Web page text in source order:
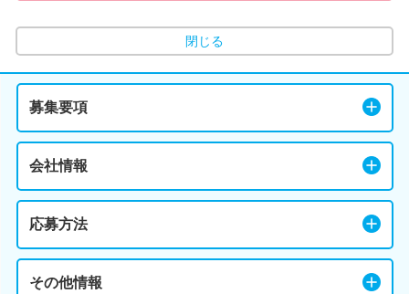
閉じる
募集要項
会社情報
応募方法
その他情報